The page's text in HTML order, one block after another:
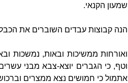
שמעון הקנאי.
הנה קבוצות עבדים השוברים את
ואורחות ממשיכות ובאות, נמשכות
וטף, כי הגברים יוצא-צבא מבני
אתמול כי חמושים נצא ממצרים